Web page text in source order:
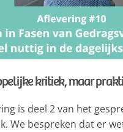
kritiek, maar
is deel 2 van het
We bespreken dat er